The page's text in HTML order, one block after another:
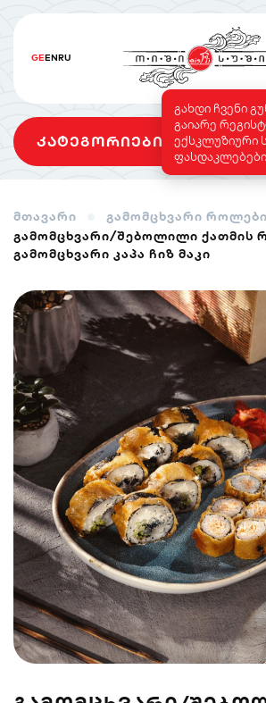
GEENRU
გახდი ჩვენი
გაიარე
ექსკლუზიური
კატეგორიები
სეტები როლები
სუშის ტორტი საფირმო
სენდვიჩი ნიგირები
პოკე & ბურიტო
სუპები და
სალათები
მთავარი
გამომცხვარი როლები
გამომცხვარი/შებოლილი ქათმის
გამომცხვარი კაპა ჩიზ მაკი